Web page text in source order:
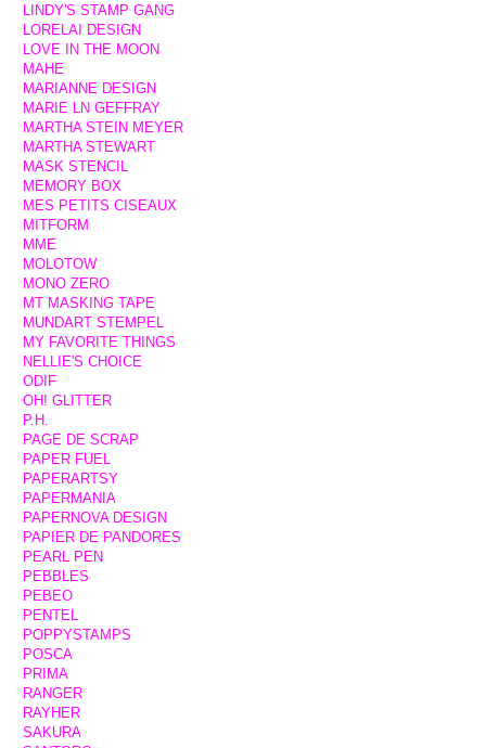
LINDY'S STAMP GANG
LORELAI DESIGN
LOVE IN THE MOON
MAHE
MARIANNE DESIGN
MARIE LN GEFFRAY
MARTHA STEIN MEYER
MARTHA STEWART
MASK STENCIL
MEMORY BOX
MES PETITS CISEAUX
MITFORM
MME
MOLOTOW
MONO ZERO
MT MASKING TAPE
MUNDART STEMPEL
MY FAVORITE THINGS
NELLIE'S CHOICE
ODIF
OH! GLITTER
P.H.
PAGE DE SCRAP
PAPER FUEL
PAPERARTSY
PAPERMANIA
PAPERNOVA DESIGN
PAPIER DE PANDORES
PEARL PEN
PEBBLES
PEBEO
PENTEL
POPPYSTAMPS
POSCA
PRIMA
RANGER
RAYHER
SAKURA